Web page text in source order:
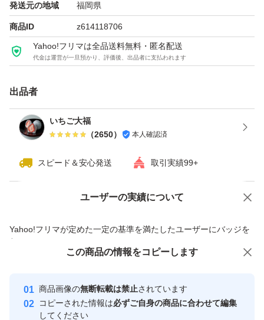
発送元の地域 福岡県
商品ID z614118706
Yahoo!フリマは全品送料無料・匿名配送
代金は運営が一旦預かり、評価後、出品者に支払われます
出品者
いちご大福
（2650） 本人確認済
スピード＆安心発送 取引実績99+
ユーザーの実績について
Yahoo!フリマが定めた一定の基準を満たしたユーザーにバッジを
付与しています
安心取引出品者
心・安全なユーザーです
取引実績
価格の相談 商品への質問
この商品の情報をコピーします
商品画像の無断転載は禁止されています
コピーされた情報は必ずご自身の商品に合わせて編集
してください
この商品をみている人にオススメ